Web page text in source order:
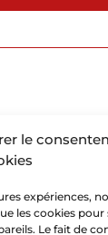
le
expériences,
les cookies
Le fait de